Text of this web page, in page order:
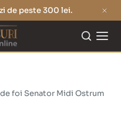
de peste 300 lei.
foi Senator Midi Ostrum